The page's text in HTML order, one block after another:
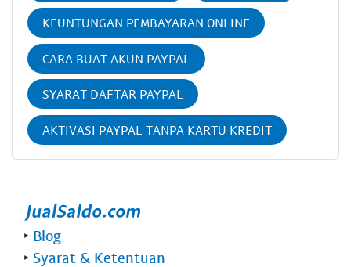
KEUNTUNGAN PEMBAYARAN ONLINE
CARA BUAT AKUN PAYPAL
SYARAT DAFTAR PAYPAL
AKTIVASI PAYPAL TANPA KARTU KREDIT
‣ Blog
‣ Syarat & Ketentuan